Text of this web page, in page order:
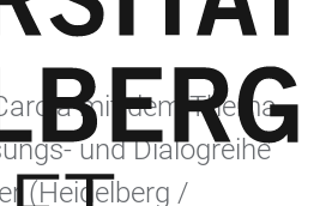
mit dem Thema
und Dialogreihe
(Heidelberg /